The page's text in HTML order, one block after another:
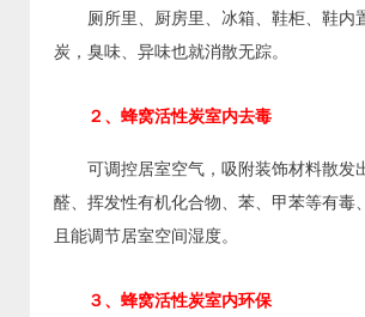
厕所里、厨房里、冰箱、鞋柜、鞋内
炭，臭味、异味也就消散无踪。
２、蜂窝活性炭室内去毒
可调控居室空气，吸附装饰材料散发
醛、挥发性有机化合物、苯、甲苯等有毒
且能调节居室空间湿度。
３、蜂窝活性炭室内环保